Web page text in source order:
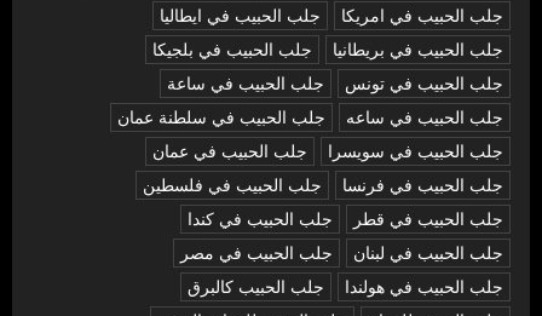
جلب الحبيب في امريكا
جلب الحبيب في ايطاليا
جلب الحبيب في بريطانيا
جلب الحبيب في بلجيكا
جلب الحبيب في تونس
جلب الحبيب في ساعة
جلب الحبيب في ساعه
جلب الحبيب في سلطنة عمان
جلب الحبيب في سويسرا
جلب الحبيب في عمان
جلب الحبيب في فرنسا
جلب الحبيب في فلسطين
جلب الحبيب في قطر
جلب الحبيب في كندا
جلب الحبيب في لبنان
جلب الحبيب في مصر
جلب الحبيب في هولندا
جلب الحبيب كالبرق